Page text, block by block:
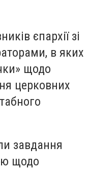
єпархії зі
в яких
щодо
церковних
завдання
щодо